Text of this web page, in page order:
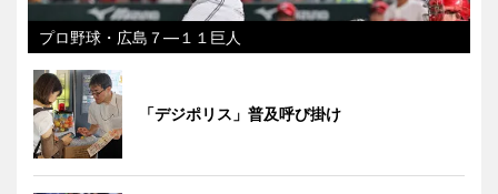
プロ野球・広島７―１１巨人
「デジポリス」普及呼び掛け